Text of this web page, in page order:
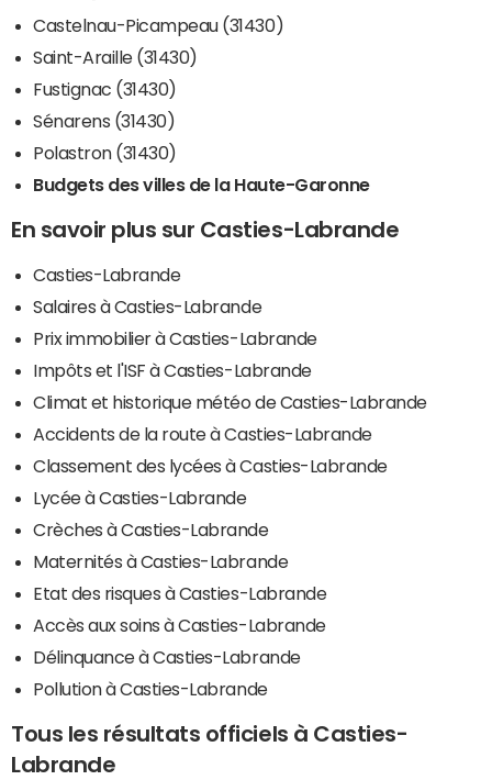
Castelnau-Picampeau (31430)
Saint-Araille (31430)
Fustignac (31430)
Sénarens (31430)
Polastron (31430)
Budgets des villes de la Haute-Garonne
En savoir plus sur Casties-Labrande
Casties-Labrande
Salaires à Casties-Labrande
Prix immobilier à Casties-Labrande
Impôts et l'ISF à Casties-Labrande
Climat et historique météo de Casties-Labrande
Accidents de la route à Casties-Labrande
Classement des lycées à Casties-Labrande
Lycée à Casties-Labrande
Crèches à Casties-Labrande
Maternités à Casties-Labrande
Etat des risques à Casties-Labrande
Accès aux soins à Casties-Labrande
Délinquance à Casties-Labrande
Pollution à Casties-Labrande
Tous les résultats officiels à Casties-
Labrande